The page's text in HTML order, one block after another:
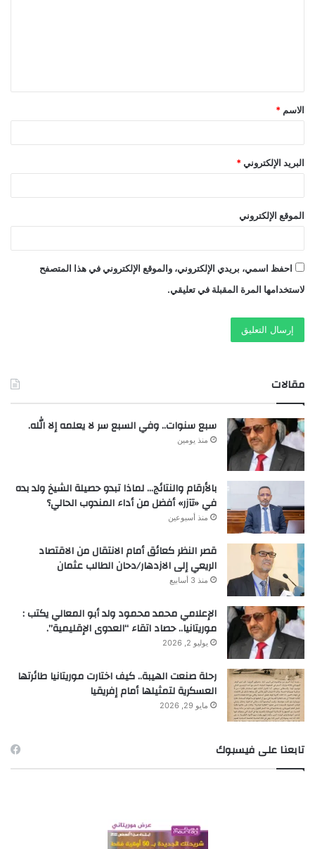
ق
*
الاسم *
البريد الإلكتروني *
الموقع الإلكتروني
احفظ اسمي، بريدي الإلكتروني، والموقع الإلكتروني في هذا المتصفح
لاستخدامها المرة المقبلة في تعليقي.
مقالات
سبع سنوات.. وفي السبع سر لا يعلمه إلا الله.
منذ يومين
بالأرقام والنتائج… لماذا تبدو حصيلة الشيخ ولد بده
في «تآزر» أفضل من أداء المندوب الحالي؟
منذ أسبوعين
قصر النظر كعائق أمام الانتقال من الاقتصاد
الريعي إلى الازدهار/دحان الطالب عثمان
منذ 3 أسابيع
الإعلامي محمد محمود ولد أبو المعالي يكتب :
موريتانيا.. حصاد اتقاء “العدوى الإقليمية”.
يوليو 2, 2026
رحلة صنعت الهيبة.. كيف اختارت موريتانيا طائرتها
العسكرية لتمثيلها أمام إفريقيا
مايو 29, 2026
تابعنا على فيسبوك